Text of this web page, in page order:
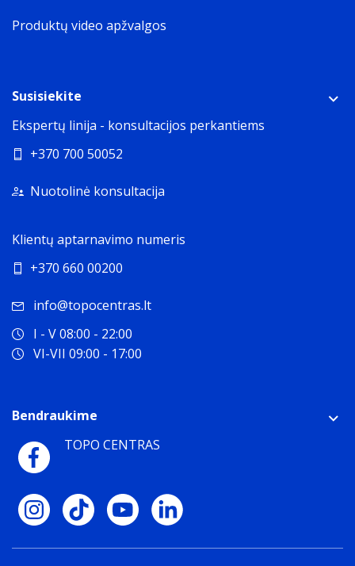
Produktų video apžvalgos
Susisiekite
Ekspertų linija - konsultacijos perkantiems
+370 700 50052
Nuotolinė konsultacija
Klientų aptarnavimo numeris
+370 660 00200
info@topocentras.lt
I - V 08:00 - 22:00
VI-VII 09:00 - 17:00
Bendraukime
TOPO CENTRAS